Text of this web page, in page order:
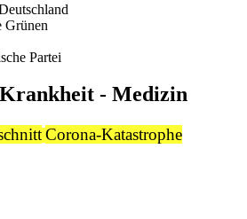
Grünen
Partei
- Medizin
Corona-Katastrophe